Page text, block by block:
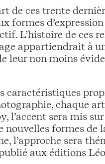
de ces trente
formes
L’histoire de ces
appartiendrait à
leur non moins
caractéristiques
chaque
l’accent sera mis
nouvelles formes de
l’approche sera
aux éditions